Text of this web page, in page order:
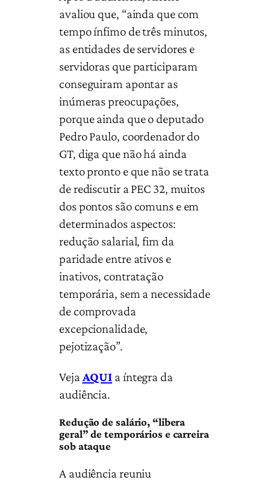
avaliou que, “ainda que com
tempo ínfimo de três minutos,
as entidades de servidores e
servidoras que participaram
conseguiram apontar as
inúmeras preocupações,
porque ainda que o deputado
Pedro Paulo, coordenador do
GT, diga que não há ainda
texto pronto e que não se trata
de rediscutir a PEC 32, muitos
dos pontos são comuns e em
determinados aspectos:
redução salarial, fim da
paridade entre ativos e
inativos, contratação
temporária, sem a necessidade
de comprovada
excepcionalidade,
pejotização”.
Veja AQUI a íntegra da
audiência.
Redução de salário, “libera
geral” de temporários e carreira
sob ataque
A audiência reuniu